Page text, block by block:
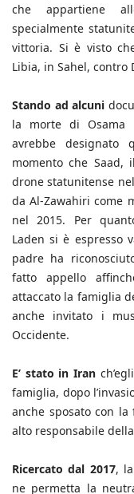
che appartiene
specialmente
vittoria. Si è visto
Libia, in Sahel, contro
Stando ad alcuni
la morte di Osama
avrebbe designato
momento che
drone statunitense
da Al-Zawahiri come
nel 2015. Per
Laden si è espresso
padre ha
fatto appello
attaccato la famiglia
anche invitato i
Occidente.
E’ stato in Iran
famiglia, dopo
anche sposato con
alto responsabile
Ricercato dal 2017,
ne permetta la